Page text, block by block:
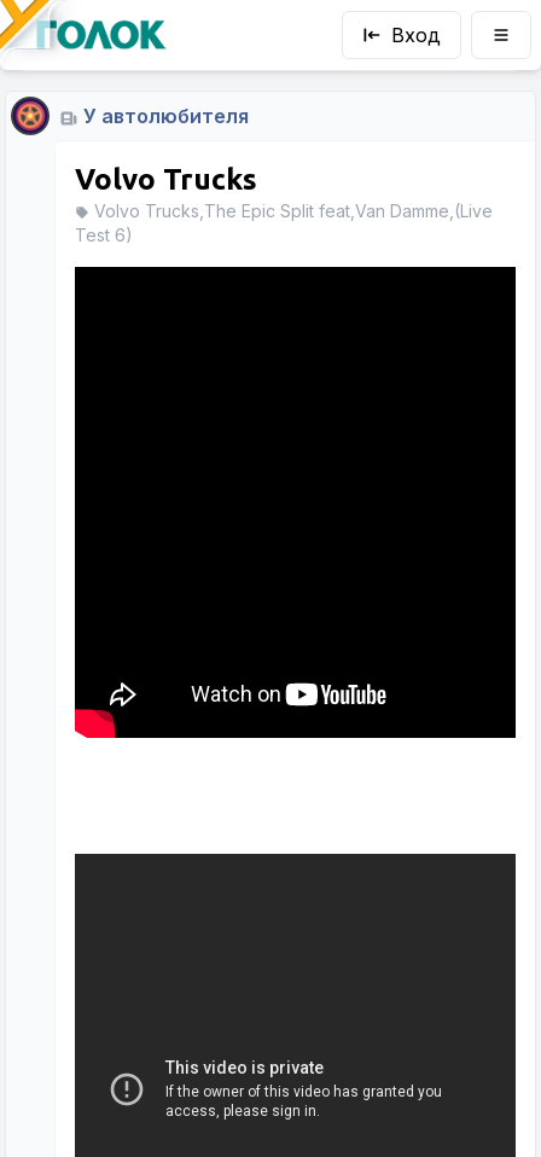
Вход
У автолюбителя
Volvo Trucks
Volvo Trucks,The Epic Split feat,Van Damme,(Live
Test 6)